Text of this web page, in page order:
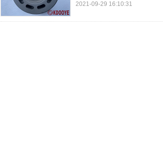
2021-09-29 16:10:31